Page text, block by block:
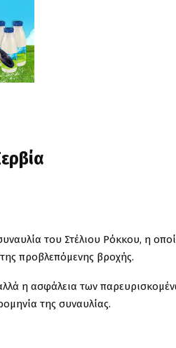
του Στέλιου Ρόκκου, η
προβλεπόμενης βροχής.
η ασφάλεια των
της συναυλίας.